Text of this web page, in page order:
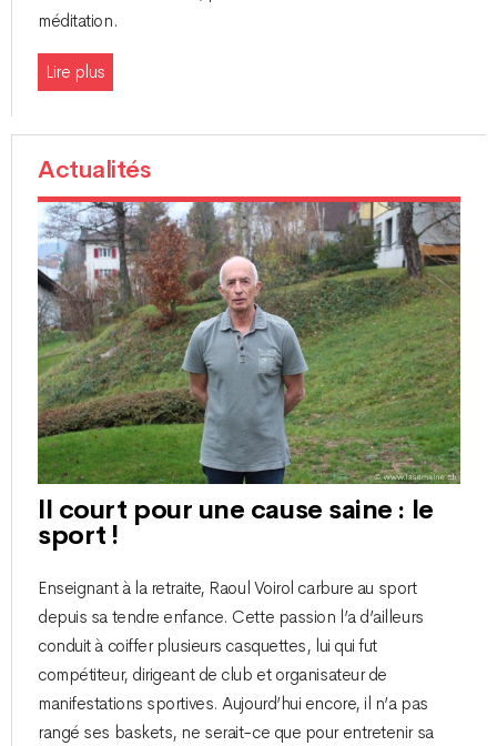
méditation.
Lire plus
Actualités
Il court pour une cause saine : le
sport !
Enseignant à la retraite, Raoul Voirol carbure au sport
depuis sa tendre enfance. Cette passion l’a d’ailleurs
conduit à coiffer plusieurs casquettes, lui qui fut
compétiteur, dirigeant de club et organisateur de
manifestations sportives. Aujourd’hui encore, il n’a pas
rangé ses baskets, ne serait-ce que pour entretenir sa